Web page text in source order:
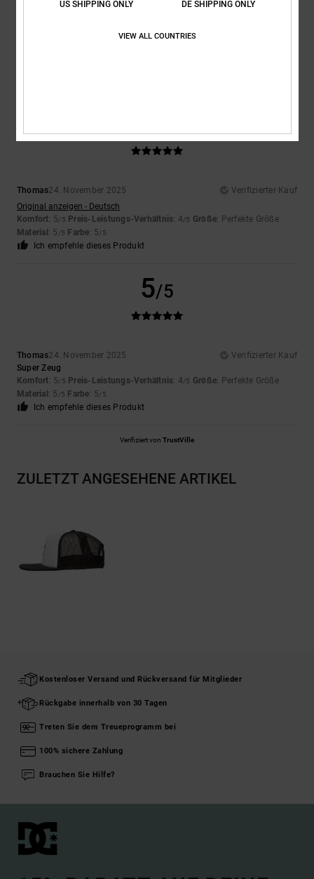
Farbe
Thomas24. November 2025
Verifizierter Kauf
Original anzeigen - Deutsch
Komfort: 5/5 Preis-Leistungs-Verhältnis: 4/5 Größe: Perfekte Größe
Material : 5 /5 Farbe: 5/5
Ich empfehle dieses Produkt
5/5
Thomas24. November 2025
Verifizierter Kauf
Super Zeug
Komfort: 5/5 Preis-Leistungs-Verhältnis: 4/5 Größe: Perfekte Größe
Material : 5 /5 Farbe: 5/5
Ich empfehle dieses Produkt
Verifiziert von TrustVille
ZULETZT ANGESEHENE ARTIKEL
Kostenloser Versand und Rückversand für Mitglieder
Rückgabe innerhalb von 30 Tagen
Treten Sie dem Treueprogramm bei
100% sichere Zahlung
Brauchen Sie Hilfe?
US SHIPPING ONLY DE SHIPPING ONLY
VIEW ALL COUNTRIES